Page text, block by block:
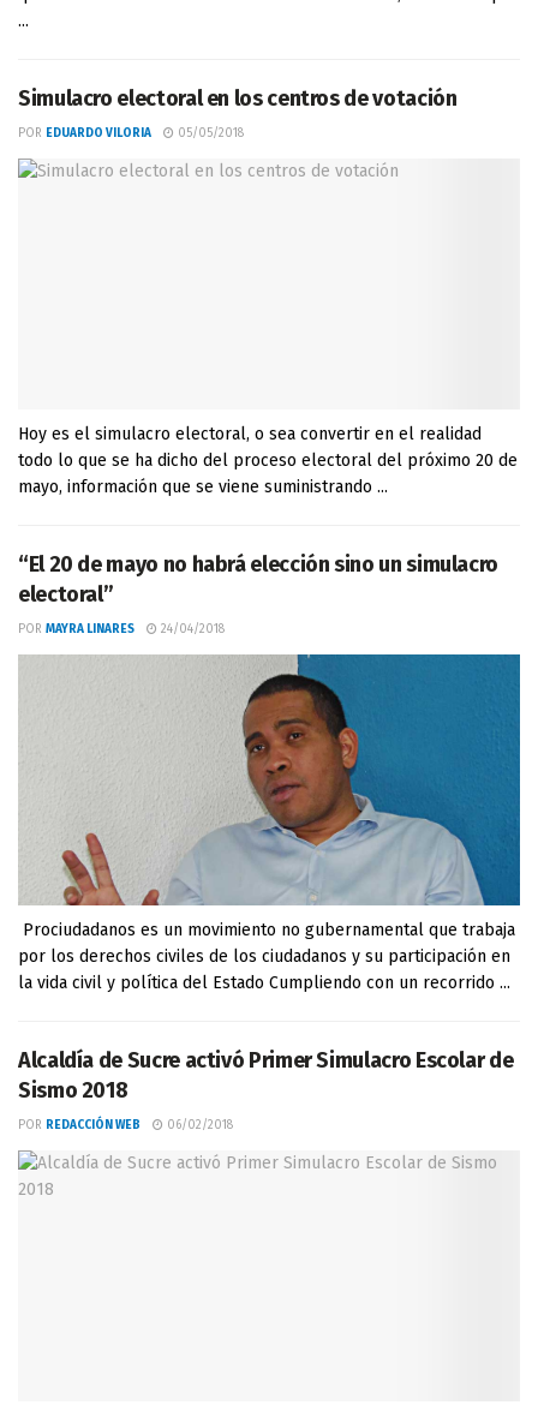
...
Simulacro electoral en los centros de votación
POR EDUARDO VILORIA 05/05/2018
Hoy es el simulacro electoral, o sea convertir en el realidad
todo lo que se ha dicho del proceso electoral del próximo 20 de
mayo, información que se viene suministrando ...
“El 20 de mayo no habrá elección sino un simulacro
electoral”
POR MAYRA LINARES 24/04/2018
Prociudadanos es un movimiento no gubernamental que trabaja
por los derechos civiles de los ciudadanos y su participación en
la vida civil y política del Estado Cumpliendo con un recorrido ...
Alcaldía de Sucre activó Primer Simulacro Escolar de
Sismo 2018
POR REDACCIÓN WEB 06/02/2018